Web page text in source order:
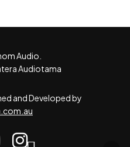
Audio.
Audiotama
and Developed by
instagram